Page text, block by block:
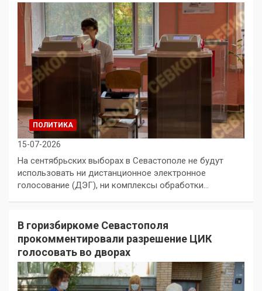
ПОЛИТИКА
15-07-2026
На сентябрьских выборах в Севастополе не будут
использовать ни дистанционное электронное
голосование (ДЭГ), ни комплексы обработки…
В горизбиркоме Севастополя
прокомментировали разрешение ЦИК
голосовать во дворах